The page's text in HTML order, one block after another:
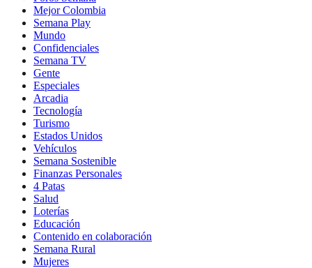
Mejor Colombia
Semana Play
Mundo
Confidenciales
Semana TV
Gente
Especiales
Arcadia
Tecnología
Turismo
Estados Unidos
Vehículos
Semana Sostenible
Finanzas Personales
4 Patas
Salud
Loterías
Educación
Contenido en colaboración
Semana Rural
Mujeres